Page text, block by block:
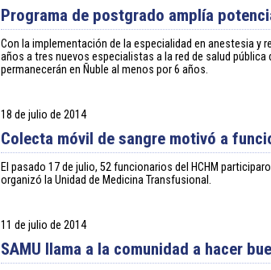
Programa de postgrado amplía
Con la implementación de la especialidad en anestesia y
años a tres nuevos especialistas a la red de salud pública
permanecerán en Ñuble al menos por 6 años.
18 de julio de 2014
Colecta móvil de sangre motivó a
El pasado 17 de julio, 52 funcionarios del HCHM
organizó la Unidad de Medicina Transfusional.
11 de julio de 2014
SAMU llama a la comunidad a hacer